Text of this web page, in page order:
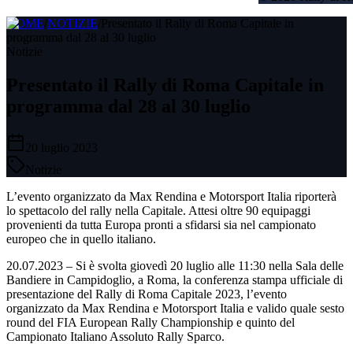
HOME NOTIZIE Presentato il Rally di Roma Capitale in
programma dal 28 al 30 luglio
Notizie
Presentato il Rally di Roma Capitale in
programma dal 28 al 30 luglio
20 luglio 2023
Notizie
L’evento organizzato da Max Rendina e Motorsport Italia riporterà
lo spettacolo del rally nella Capitale. Attesi oltre 90 equipaggi
provenienti da tutta Europa pronti a sfidarsi sia nel campionato
europeo che in quello italiano.
20.07.2023 – Si è svolta giovedì 20 luglio alle 11:30 nella Sala delle
Bandiere in Campidoglio, a Roma, la conferenza stampa ufficiale di
presentazione del Rally di Roma Capitale 2023, l’evento
organizzato da Max Rendina e Motorsport Italia e valido quale sesto
round del FIA European Rally Championship e quinto del
Campionato Italiano Assoluto Rally Sparco.